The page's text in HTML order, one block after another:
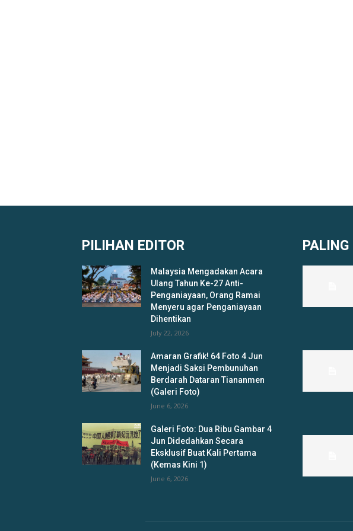
PILIHAN EDITOR
Malaysia Mengadakan Acara
Ulang Tahun Ke-27 Anti-
Penganiayaan, Orang Ramai
Menyeru agar Penganiayaan
Dihentikan
July 22, 2026
Amaran Grafik! 64 Foto 4 Jun
Menjadi Saksi Pembunuhan
Berdarah Dataran Tiananmen
(Galeri Foto)
June 6, 2026
Galeri Foto: Dua Ribu Gambar 4
Jun Didedahkan Secara
Eksklusif Buat Kali Pertama
(Kemas Kini 1)
June 6, 2026